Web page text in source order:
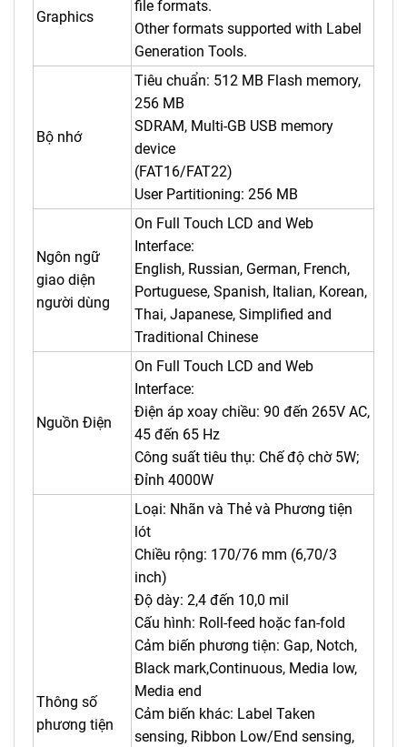
Graphics
file formats.
Other formats supported with Label
Generation Tools.
Bộ nhớ
Tiêu chuẩn: 512 MB Flash memory,
256 MB
SDRAM, Multi-GB USB memory
device
(FAT16/FAT22)
User Partitioning: 256 MB
Ngôn ngữ
giao diện
người dùng
On Full Touch LCD and Web
Interface:
English, Russian, German, French,
Portuguese, Spanish, Italian, Korean,
Thai, Japanese, Simplified and
Traditional Chinese
Nguồn Điện
On Full Touch LCD and Web
Interface:
Điện áp xoay chiều: 90 đến 265V AC,
45 đến 65 Hz
Công suất tiêu thụ: Chế độ chờ 5W;
Đỉnh 4000W
Thông số
phương tiện
Loại: Nhãn và Thẻ và Phương tiện
lót
Chiều rộng: 170/76 mm (6,70/3
inch)
Độ dày: 2,4 đến 10,0 mil
Cấu hình: Roll-feed hoặc fan-fold
Cảm biến phương tiện: Gap, Notch,
Black mark,Continuous, Media low,
Media end
Cảm biến khác: Label Taken
sensing, Ribbon Low/End sensing,